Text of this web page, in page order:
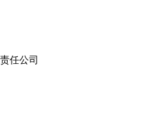
任公司